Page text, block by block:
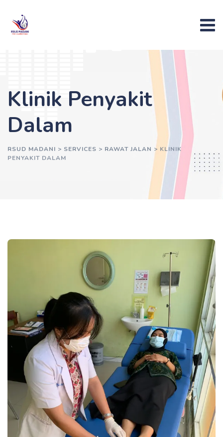
Klinik Penyakit
Dalam
RSUD MADANI > SERVICES > RAWAT JALAN > KLINIK
PENYAKIT DALAM